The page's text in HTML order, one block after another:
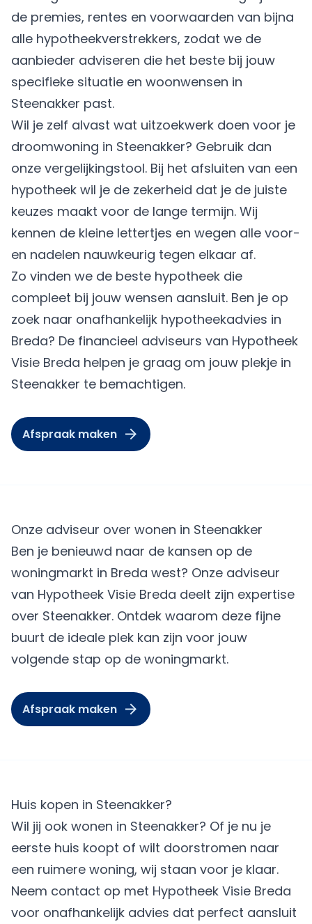
de premies, rentes en voorwaarden van bijna
alle hypotheekverstrekkers, zodat we de
aanbieder adviseren die het beste bij jouw
specifieke situatie en woonwensen in
Steenakker past.
Wil je zelf alvast wat uitzoekwerk doen voor je
droomwoning in Steenakker? Gebruik dan
onze vergelijkingstool. Bij het afsluiten van een
hypotheek wil je de zekerheid dat je de juiste
keuzes maakt voor de lange termijn. Wij
kennen de kleine lettertjes en wegen alle voor-
en nadelen nauwkeurig tegen elkaar af.
Zo vinden we de beste hypotheek die
compleet bij jouw wensen aansluit. Ben je op
zoek naar onafhankelijk hypotheekadvies in
Breda? De financieel adviseurs van Hypotheek
Visie Breda helpen je graag om jouw plekje in
Steenakker te bemachtigen.
Afspraak maken
Onze adviseur over wonen in Steenakker
Ben je benieuwd naar de kansen op de
woningmarkt in Breda west? Onze adviseur
van Hypotheek Visie Breda deelt zijn expertise
over Steenakker. Ontdek waarom deze fijne
buurt de ideale plek kan zijn voor jouw
volgende stap op de woningmarkt.
Afspraak maken
Huis kopen in Steenakker?
Wil jij ook wonen in Steenakker? Of je nu je
eerste huis koopt of wilt doorstromen naar
een ruimere woning, wij staan voor je klaar.
Neem contact op met Hypotheek Visie Breda
voor onafhankelijk advies dat perfect aansluit